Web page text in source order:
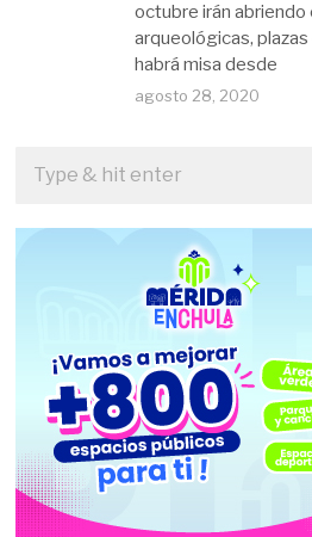
octubre irán abriendo
arqueológicas,
habrá misa desde
agosto 28, 2020